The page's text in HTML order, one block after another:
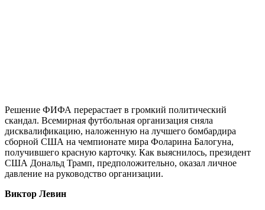
Решение ФИФА перерастает в громкий политический
скандал. Всемирная футбольная организация сняла
дисквалификацию, наложенную на лучшего бомбардира
сборной США на чемпионате мира Фоларина Балогуна,
получившего красную карточку. Как выяснилось, президент
США Дональд Трамп, предположительно, оказал личное
давление на руководство организации.
Виктор Левин